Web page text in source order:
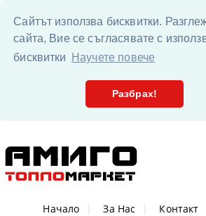
Сайтът използва бисквитки.
сайта, Вие се съгласявате с
бисквитки
Научете повече
Разбрах!
Начало За Нас Контакт